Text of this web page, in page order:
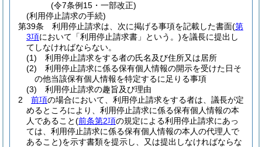
(令7条例15・一部改正)
(利用停止請求の手続)
第39条
利用停止請求は、次に掲げる事項を記載した書面(第
3項において「利用停止請求書」という。)を議長に提出し
てしなければならない。
(1)
利用停止請求をする者の氏名及び住所又は居所
(2)
利用停止請求に係る保有個人情報の開示を受けた日そ
の他当該保有個人情報を特定するに足りる事項
(3)
利用停止請求の趣旨及び理由
2
前項の場合において、利用停止請求をする者は、議長が定
めるところにより、利用停止請求に係る保有個人情報の本
人であること(前条第2項の規定による利用停止請求にあっ
ては、利用停止請求に係る保有個人情報の本人の代理人で
あること)を示す書類を提示し、又は提出しなければならな